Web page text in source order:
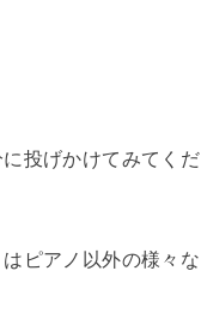
投げかけてみてくだ
ピアノ以外の様々な